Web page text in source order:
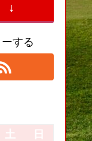
↓
する
土
日